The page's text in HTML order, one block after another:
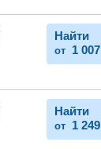
Найти
от 1 007
Найти
от 1 249